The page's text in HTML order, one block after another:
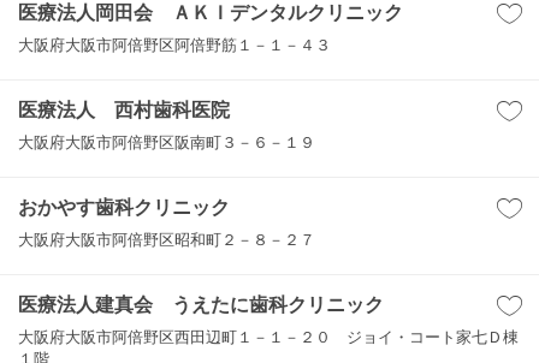
医療法人岡田会 ＡＫＩデンタルクリニック
大阪府大阪市阿倍野区阿倍野筋１－１－４３
医療法人 西村歯科医院
大阪府大阪市阿倍野区阪南町３－６－１９
おかやす歯科クリニック
大阪府大阪市阿倍野区昭和町２－８－２７
医療法人建真会 うえたに歯科クリニック
大阪府大阪市阿倍野区西田辺町１－１－２０ ジョイ・コート家七Ｄ棟
１階